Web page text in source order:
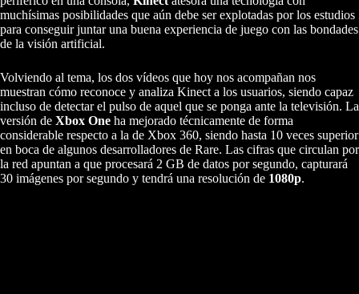
muchísimas posibilidades que aún debe ser explotadas por los estudios
para conseguir juntar una buena experiencia de juego con las bondades
de la visión artificial.
Volviendo al tema, los dos vídeos que hoy nos acompañan nos
muestran cómo reconoce y analiza Kinect a los usuarios, siendo capaz
incluso de detectar el pulso de aquel que se ponga ante la televisión. La
versión de Xbox One ha mejorado técnicamente de forma
considerable respecto a la de Xbox 360, siendo hasta 10 veces superior
en boca de algunos desarrolladores de Rare. Las cifras que circulan por
la red apuntan a que procesará 2 GB de datos por segundo, capturará
30 imágenes por segundo y tendrá una resolución de 1080p.